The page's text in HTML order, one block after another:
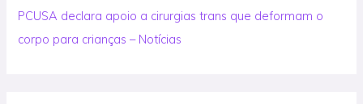
PCUSA declara apoio a cirurgias trans que deformam o
corpo para crianças – Notícias